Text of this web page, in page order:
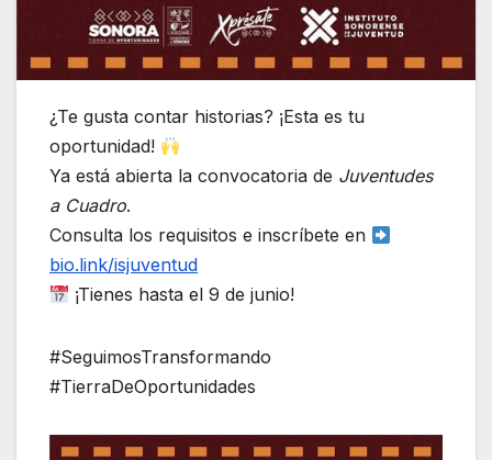
¿Te gusta contar historias? ¡Esta es tu
oportunidad!
Ya está abierta la convocatoria de Juventudes
a Cuadro.
Consulta los requisitos e inscríbete en
bio.link/isjuventud
¡Tienes hasta el 9 de junio!
#SeguimosTransformando
#TierraDeOportunidades